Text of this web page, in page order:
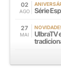
02
AGO Série
27
MAI
NOVIDADE!
UlbraTV